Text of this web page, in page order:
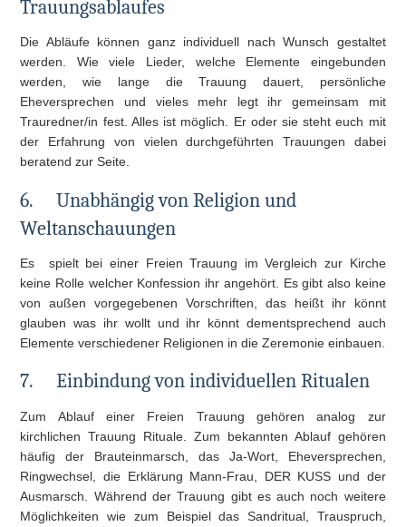
Trauungsablaufes
Die Abläufe können ganz individuell nach Wunsch gestaltet
werden. Wie viele Lieder, welche Elemente eingebunden
werden, wie lange die Trauung dauert, persönliche
Eheversprechen und vieles mehr legt ihr gemeinsam mit
Trauredner/in fest. Alles ist möglich. Er oder sie steht euch mit
der Erfahrung von vielen durchgeführten Trauungen dabei
beratend zur Seite.
6.
Unabhängig von Religion und
Weltanschauungen
Es spielt bei einer Freien Trauung im Vergleich zur Kirche
keine Rolle welcher Konfession ihr angehört. Es gibt also keine
von außen vorgegebenen Vorschriften, das heißt ihr könnt
glauben was ihr wollt und ihr könnt dementsprechend auch
Elemente verschiedener Religionen in die Zeremonie einbauen.
7. Einbindung von individuellen Ritualen
Zum Ablauf einer Freien Trauung gehören analog zur
kirchlichen Trauung Rituale. Zum bekannten Ablauf gehören
häufig der Brauteinmarsch, das Ja-Wort, Eheversprechen,
Ringwechsel, die Erklärung Mann-Frau, DER KUSS und der
Ausmarsch. Während der Trauung gibt es auch noch weitere
Möglichkeiten wie zum Beispiel das Sandritual, Trauspruch,